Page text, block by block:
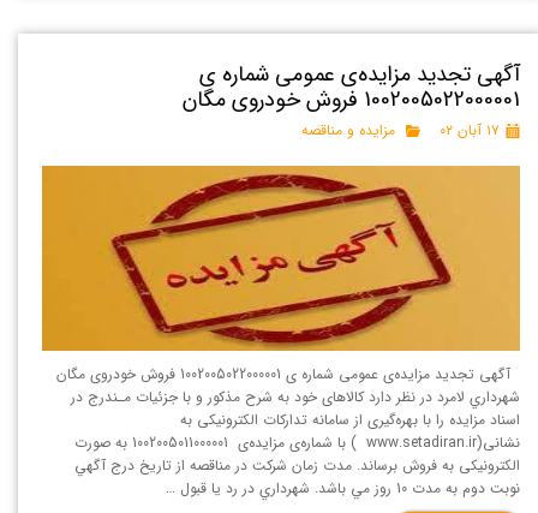
آگهی تجدید مزایده‌ی عمومی شماره ی
1002005022000001 فروش خودروی مگان
۱۷ آبان ۰۲ مزایده و مناقصه
آگهی تجدید مزایده‌ی عمومی شماره ی 1002005022000001 فروش خودروی مگان
شهرداري لامرد در نظر دارد کالاهای خود به شرح مذکور و با جزئیات مـندرج در
اسناد مزایده را با بهره‌گیری از سامانه تداركات الكترونيكی به
نشانی(www.setadiran.ir ) با شماره‌ی مزایده‌ی 1002005011000001 به صورت
الکترونیکی به فروش برساند. مدت زمان شركت در مناقصه از تاريخ درج آگهي
نوبت دوم به مدت 10 روز مي باشد. شهرداري در رد يا قبول …